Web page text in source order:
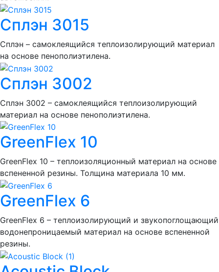
Сплэн 3015
Сплэн – самоклеящийся теплоизолирующий материал
на основе пенополиэтилена.
Сплэн 3002
Сплэн 3002 – самоклеящийся теплоизолирующий
материал на основе пенополиэтилена.
GreenFlex 10
GreenFlex 10 – теплоизоляционный материал на основе
вспененной резины. Толщина материала 10 мм.
GreenFlex 6
GreenFlex 6 – теплоизолирующий и звукопоглощающий
водонепроницаемый материал на основе вспененной
резины.